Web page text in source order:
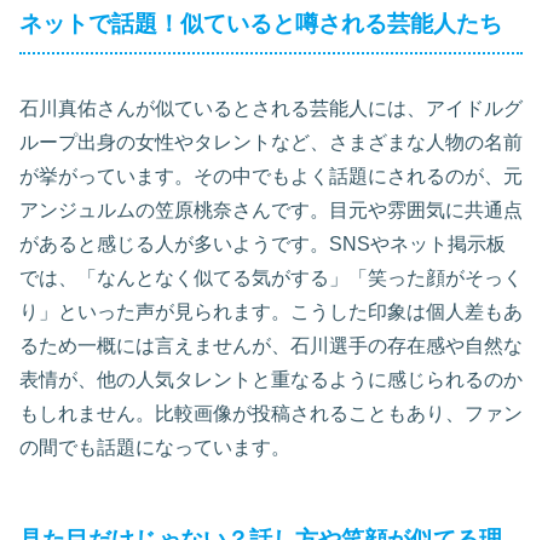
ネットで話題！似ていると噂される芸能人たち
石川真佑さんが似ているとされる芸能人には、アイドルグ
ループ出身の女性やタレントなど、さまざまな人物の名前
が挙がっています。その中でもよく話題にされるのが、元
アンジュルムの笠原桃奈さんです。目元や雰囲気に共通点
があると感じる人が多いようです。SNSやネット掲示板
では、「なんとなく似てる気がする」「笑った顔がそっく
り」といった声が見られます。こうした印象は個人差もあ
るため一概には言えませんが、石川選手の存在感や自然な
表情が、他の人気タレントと重なるように感じられるのか
もしれません。比較画像が投稿されることもあり、ファン
の間でも話題になっています。